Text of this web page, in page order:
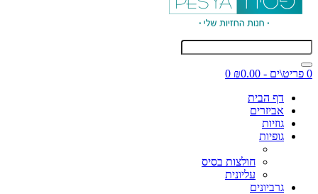
0 פריט\ים - ₪0.00
0
דף הבית
אביזרים
גוזיות
גופיות
חולצות בסיס
עליונית
גרביונים